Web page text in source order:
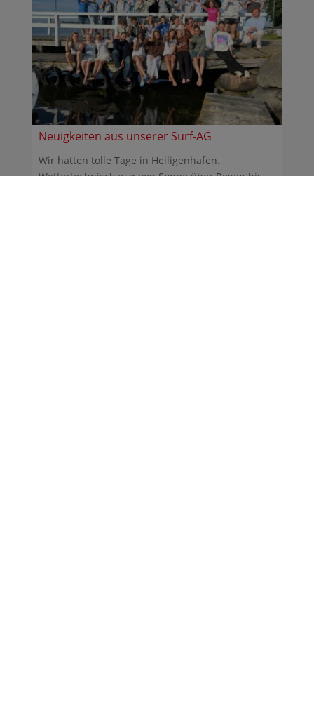
Neuigkeiten aus unserer Surf-AG
Wir hatten tolle Tage in Heiligenhafen.
Wettertechnisch war von Sonne über Regen bis